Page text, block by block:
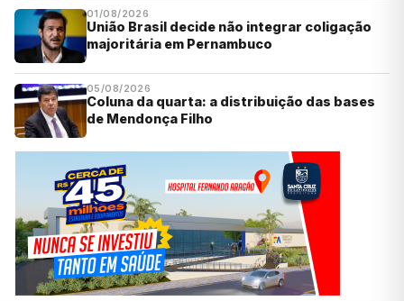
01/08/2026
União Brasil decide não integrar coligação
majoritária em Pernambuco
05/08/2026
Coluna da quarta: a distribuição das bases
de Mendonça Filho